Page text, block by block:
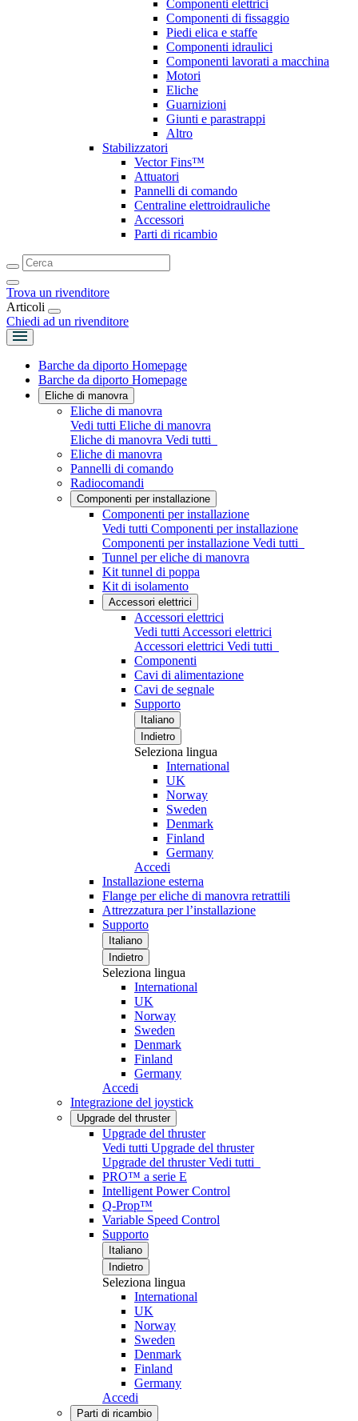
Componenti elettrici
Componenti di fissaggio
Piedi elica e staffe
Componenti idraulici
Componenti lavorati a macchina
Motori
Eliche
Guarnizioni
Giunti e parastrappi
Altro
Stabilizzatori
Vector Fins™
Attuatori
Pannelli di comando
Centraline elettroidrauliche
Accessori
Parti di ricambio
Trova un rivenditore
Articoli
Chiedi ad un rivenditore
Barche da diporto Homepage
Barche da diporto Homepage
Eliche di manovra
Eliche di manovra
Vedi tutti Eliche di manovra
Eliche di manovra Vedi tutti
Eliche di manovra
Pannelli di comando
Radiocomandi
Componenti per installazione
Componenti per installazione
Vedi tutti Componenti per installazione
Componenti per installazione Vedi tutti
Tunnel per eliche di manovra
Kit tunnel di poppa
Kit di isolamento
Accessori elettrici
Accessori elettrici
Vedi tutti Accessori elettrici
Accessori elettrici Vedi tutti
Componenti
Cavi di alimentazione
Cavi de segnale
Supporto
Italiano
Indietro
Seleziona lingua
International
UK
Norway
Sweden
Denmark
Finland
Germany
Accedi
Installazione esterna
Flange per eliche di manovra retrattili
Attrezzatura per l’installazione
Supporto
Italiano
Indietro
Seleziona lingua
International
UK
Norway
Sweden
Denmark
Finland
Germany
Accedi
Integrazione del joystick
Upgrade del thruster
Upgrade del thruster
Vedi tutti Upgrade del thruster
Upgrade del thrusterVedi tutti
PRO™ a serie E
Intelligent Power Control
Q-Prop™
Variable Speed Control
Supporto
Italiano
Indietro
Seleziona lingua
International
UK
Norway
Sweden
Denmark
Finland
Germany
Accedi
Parti di ricambio